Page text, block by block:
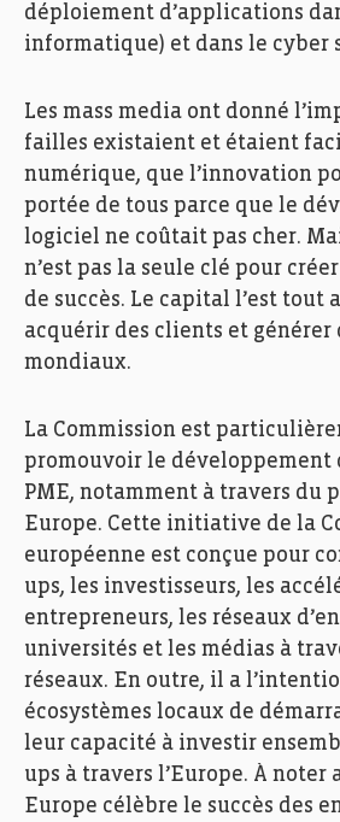
déploiement d’applications
informatique) et dans le cyber
Les mass media ont donné
failles existaient et étaient
numérique, que l’innovation
portée de tous parce que le
logiciel ne coûtait pas cher.
n’est pas la seule clé pour
de succès. Le capital l’est tout
acquérir des clients et générer
mondiaux.
La Commission est
promouvoir le développement
PME, notamment à travers du
Europe. Cette initiative de la
européenne est conçue pour
ups, les investisseurs, les
entrepreneurs, les réseaux
universités et les médias à
réseaux. En outre, il a
écosystèmes locaux de
leur capacité à investir
ups à travers l’Europe. À noter
Europe célèbre le succès des